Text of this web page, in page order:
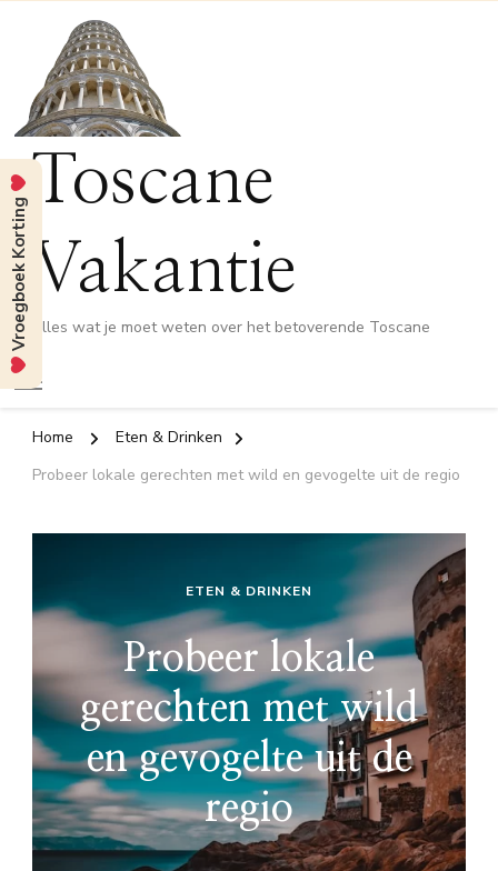
Toscane
Vakantie
Alles wat je moet weten over het betoverende Toscane
Home
Eten & Drinken
Probeer lokale gerechten met wild en gevogelte uit de regio
ETEN & DRINKEN
Probeer lokale
gerechten met wild
en gevogelte uit de
regio
Vroegboek Korting